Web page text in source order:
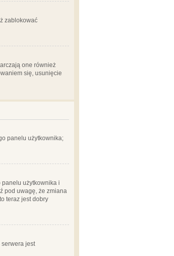
zablokować
one również
się, usunięcie
panelu użytkownika;
panelu użytkownika i
pod uwagę, że zmiana
teraz jest dobry
serwera jest